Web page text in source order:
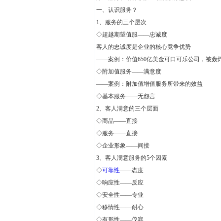
一、认识服务？
1、服务的三个层次
◇超越期望值服——忠诚度
客人的忠诚度是企业的核心竟争优势
——案例：价值650亿美金可口可乐公司，被轰
◇附加值服务——满意度
——案例：附加值增值服务所带来的效益
◇基本服务——无怨言
2、客人满意的三个层面
◇商品——直接
◇服务——直接
◇企业形象——间接
3、客人满意服务的5个因素
◇可靠性——态度
◇响应性——反应
◇安全性——专业
◇移情性——耐心
◇有形性——仪容